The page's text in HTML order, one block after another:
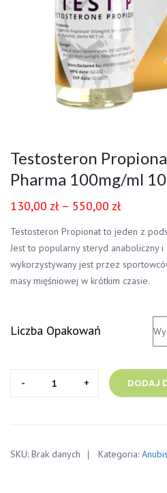
Testosteron
Pharma 100mg/ml
130,00 zł – 550,00 zł
Testosteron Propionat to jeden z
Jest to popularny steryd anaboliczny i
wykorzystywany jest przez
masy mięśniowej w krótkim czasie.
Liczba Opakowań
ilość
100mg/ml
DODAJ
SKU: Brak danych Kategoria: